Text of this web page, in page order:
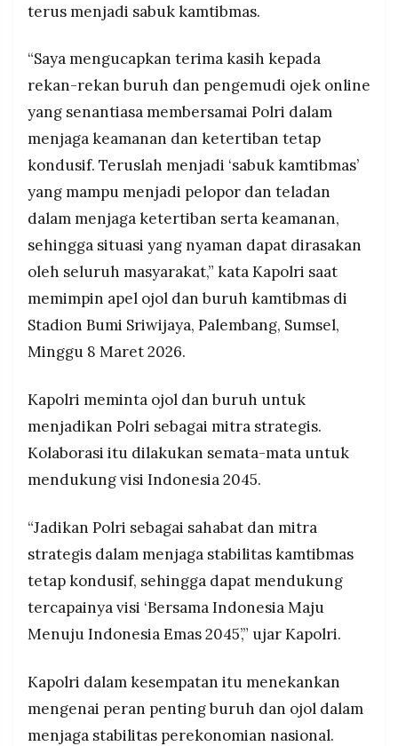
Resolusi.co
PT.
RESOLUSI
MEDIA
PRAMUDITA
2045, sambil tekankan peran penting keduanya
jadi penggerak roda produksi dan ojol jadi
penghubung UMKM-konsumen dorong
perputaran ekonomi sektor menengah ke bawah
Pemerintah sesuaikan UMP 2026, perkuat
program jaminan kehilangan pekerjaan dan
RS Bhayangkara untuk layanan kesehatan ojol
dan buruh, dan kembangkan Desk
Ketenagakerjaan di tingkat Polda/Polres wilayah
untuk selesaikan masalah hubungan industrial
dengan cepat dan tepat
terus menjadi sabuk kamtibmas.
“Saya mengucapkan terima kasih kepada
rekan-rekan buruh dan pengemudi ojek online
yang senantiasa membersamai Polri dalam
menjaga keamanan dan ketertiban tetap
kondusif. Teruslah menjadi ‘sabuk kamtibmas’
yang mampu menjadi pelopor dan teladan
dalam menjaga ketertiban serta keamanan,
sehingga situasi yang nyaman dapat dirasakan
oleh seluruh masyarakat,” kata Kapolri saat
memimpin apel ojol dan buruh kamtibmas di
Stadion Bumi Sriwijaya, Palembang, Sumsel,
Minggu 8 Maret 2026.
Kapolri meminta ojol dan buruh untuk
menjadikan Polri sebagai mitra strategis.
Kolaborasi itu dilakukan semata-mata untuk
mendukung visi Indonesia 2045.
“Jadikan Polri sebagai sahabat dan mitra
strategis dalam menjaga stabilitas kamtibmas
tetap kondusif, sehingga dapat mendukung
tercapainya visi ‘Bersama Indonesia Maju
Menuju Indonesia Emas 2045’,” ujar Kapolri.
Kapolri dalam kesempatan itu menekankan
mengenai peran penting buruh dan ojol dalam
menjaga stabilitas perekonomian nasional.